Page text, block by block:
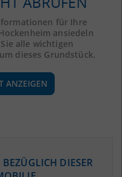
für Ihre
ansiedeln
alle wichtigen
dieses Grundstück.
STANDORTBERICHT ANZEIGEN
DIESER